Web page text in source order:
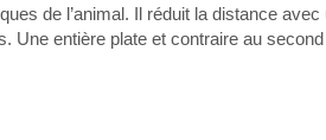
de l’animal. Il réduit la distance avec
Une entière plate et contraire au